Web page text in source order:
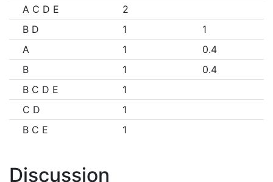
A C D E
2
B D
1
1
A
1
0.4
B
1
0.4
B C D E
1
C D
1
B C E
1
Discussion